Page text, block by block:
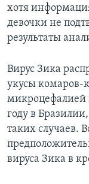
хотя
девочки не
результаты
Вирус Зика
укусы комаров-
микроцефалией
году в
таких случаев.
вируса Зика в